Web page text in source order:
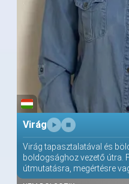
Virág
Virág tapasztalatával és
boldogsághoz vezető útra.
útmutatásra, megértésre